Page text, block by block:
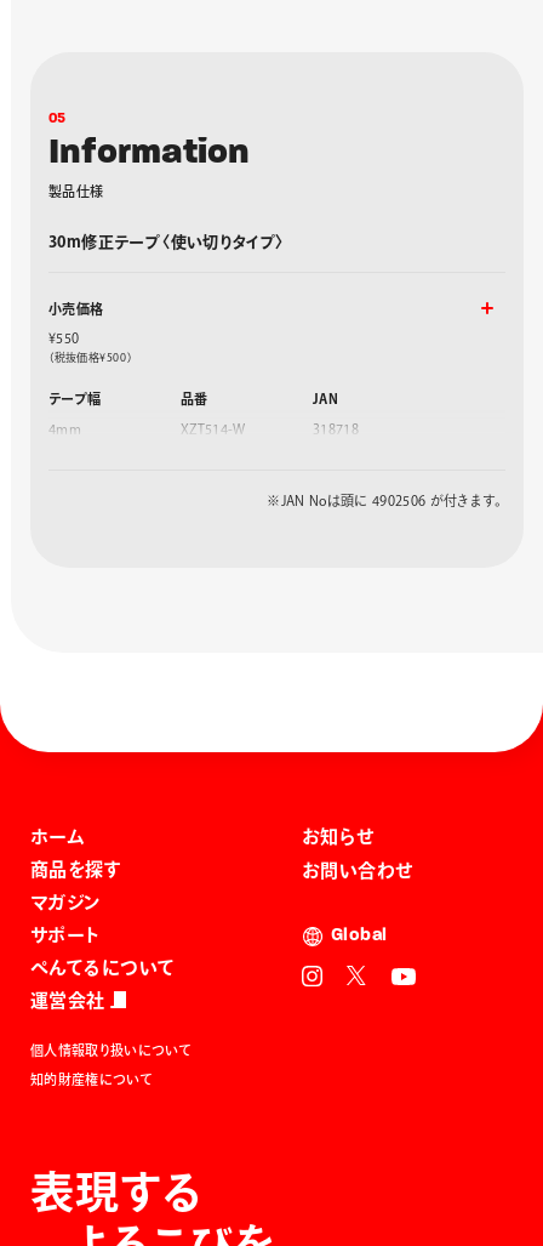
05
Information
製品仕様
30m修正テープ〈使い切りタイプ〉
小売価格
¥550
（税抜価格¥500）
テープ幅 品番 JAN
4mm XZT514-W
318718
※JAN Noは頭に 4902506 が付きます。
ホーム
商品を探す
マガジン
サポート
ぺんてるについて
運営会社
お知らせ
お問い合わせ
Global
個人情報取り扱いについて
知的財産権について
表現する